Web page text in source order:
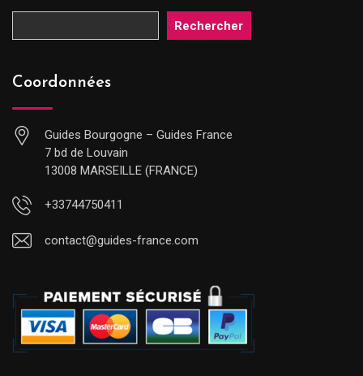
Rechercher
Coordonnées
Guides Bourgogne – Guides France
7 bd de Louvain
13008 MARSEILLE (FRANCE)
+33744750411
contact@guides-france.com